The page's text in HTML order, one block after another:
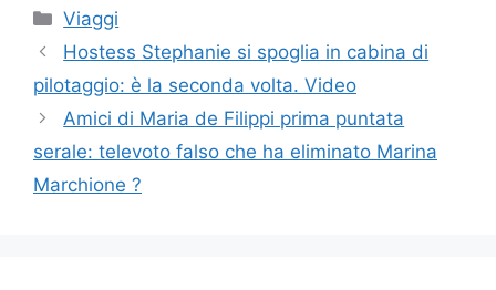
Categorie
Viaggi
Hostess Stephanie si spoglia in cabina di
pilotaggio: è la seconda volta. Video
Amici di Maria de Filippi prima puntata
serale: televoto falso che ha eliminato Marina
Marchione ?